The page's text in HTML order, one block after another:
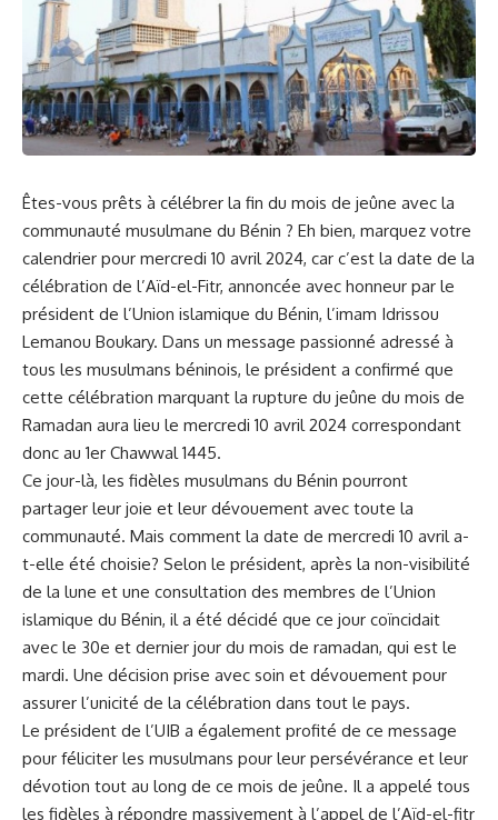
Êtes-vous prêts à célébrer ‍la fin du mois de jeûne ​avec la
communauté musulmane du ⁤ Bénin ? Eh‍ bien, marquez votre
calendrier pour mercredi ​10 ​avril 2024, car c’est la date de la
célébration ⁣ de l’Aïd-el-Fitr,⁢ annoncée avec honneur par le
président de l’Union islamique du Bénin, l’imam ‍Idrissou
Lemanou Boukary. Dans un message passionné adressé à
tous les musulmans béninois, le président⁤ a confirmé que
cette célébration marquant⁤ la rupture du jeûne du mois de
Ramadan aura lieu le mercredi 10 avril 2024 correspondant
donc au 1er Chawwal 1445.
Ce jour-là, les fidèles ​musulmans du Bénin⁣ pourront‍
partager leur joie et leur dévouement avec toute la
communauté. Mais comment la date de mercredi 10 avril ​a-
t-elle été choisie? Selon le président, après ‍la non-visibilité
de la lune et une consultation des membres de l’Union
islamique du Bénin, il a été décidé que ce ‌jour coïncidait
avec le‍ 30e ​et ‍dernier jour du mois de⁤ ramadan, qui est le
mardi. Une décision prise avec soin et dévouement‌ pour
assurer l’unicité de la célébration dans tout le pays.
Le président de l’UIB ‍a également profité de ‌ce message
pour féliciter les musulmans ‍pour leur persévérance et leur
dévotion tout au‍ long de ce⁢ mois de jeûne. Il a appelé​ tous
les fidèles à répondre massivement à ⁤l’appel de l’Aïd-el-fitr